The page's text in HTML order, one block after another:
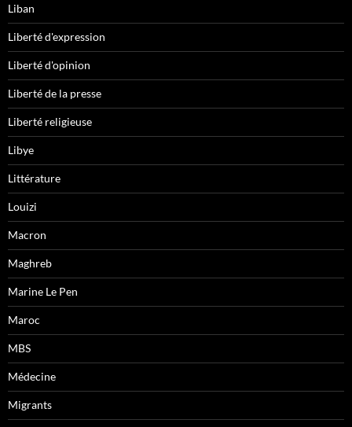
Liban
Liberté d'expression
Liberté d'opinion
Liberté de la presse
Liberté religieuse
Libye
Littérature
Louizi
Macron
Maghreb
Marine Le Pen
Maroc
MBS
Médecine
Migrants